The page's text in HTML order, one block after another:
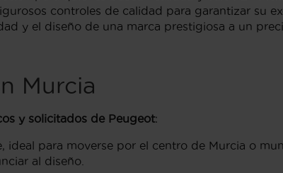
controles de calidad para garantizar su
y el diseño de una marca prestigiosa a un
Murcia
y solicitados de Peugeot:
ideal para moverse por el centro de Murcia o
al diseño.